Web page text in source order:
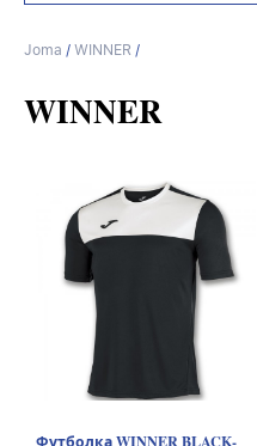
Joma / WINNER /
WINNER
Футболка WINNER BLACK-